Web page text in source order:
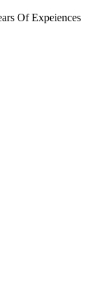
Of Expeiences